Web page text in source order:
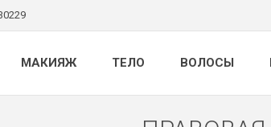
МАКИЯЖ ТЕЛО ВОЛОСЫ